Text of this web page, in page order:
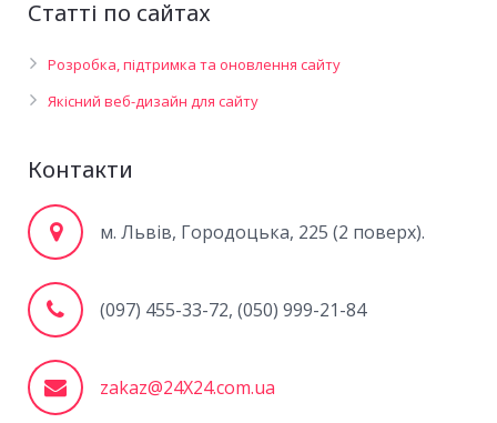
Статті по сайтах
Розробка, підтримка та оновлення сайту
Якісний веб-дизайн для сайту
Контакти
м. Львів, Городоцька, 225 (2 поверх).
(097) 455-33-72, (050) 999-21-84
zakaz@24X24.com.ua